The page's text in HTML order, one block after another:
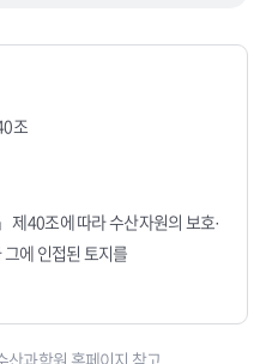
조
제40조에 따라 수산자원의 보호·
에 인접된 토지를
산과학원 홈페이지 참고